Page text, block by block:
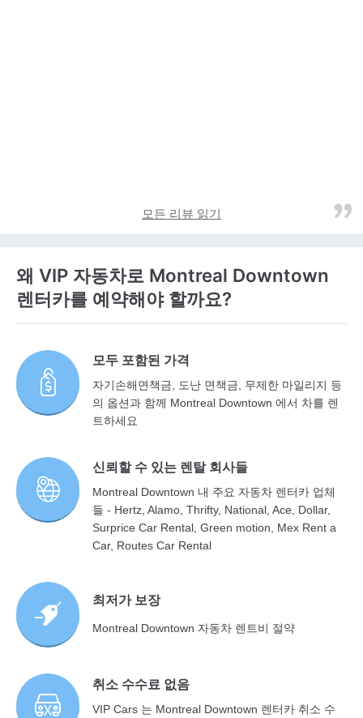
모든 리뷰 읽기
왜 VIP 자동차로 Montreal Downtown
렌터카를 예약해야 할까요?
모두 포함된 가격
자기손해면책금, 도난 면책금, 무제한 마일리지 등
의 옵션과 함께 Montreal Downtown 에서 차를 렌
트하세요
신뢰할 수 있는 렌탈 회사들
Montreal Downtown 내 주요 자동차 렌터카 업체
들 - Hertz, Alamo, Thrifty, National, Ace, Dollar,
Surprice Car Rental, Green motion, Mex Rent a
Car, Routes Car Rental
최저가 보장
Montreal Downtown 자동차 렌트비 절약
취소 수수료 없음
VIP Cars 는 Montreal Downtown 렌터카 취소 수